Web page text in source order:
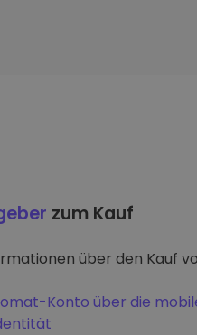
zum Kauf
über den Kauf
Konto über die